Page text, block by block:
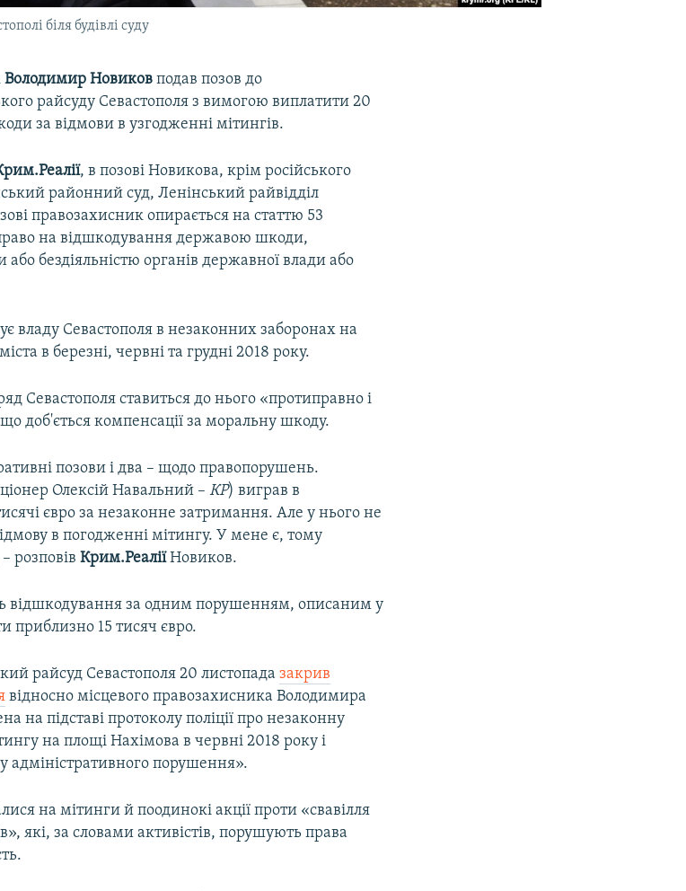
біля будівлі суду
Володимир Новиковподав позов до
райсуду Севастополя з вимогою виплатити 20
за відмови в узгодженні мітингів.
, в позові Новикова, крім російського
районний суд, Ленінський райвідділ
правозахисник опирається на статтю 53
на відшкодування державою шкоди,
бездіяльністю органів державної влади або
владу Севастополя в незаконних заборонах на
в березні, червні та грудні 2018 року.
Севастополя ставиться до нього «протиправно і
доб'ється компенсації за моральну шкоду.
позови і два – щодо правопорушень.
Олексій Навальний –КР) виграв в
євро за незаконне затримання. Але у нього не
в погодженні мітингу. У мене є, тому
розповівКрим.РеаліїНовиков.
відшкодування за одним порушенням, описаним у
приблизно 15 тисяч євро.
райсуд Севастополя 20 листопадазакрив
відносно місцевого правозахисника Володимира
на підставі протоколу поліції про незаконну
на площі Нахімова в червні 2018 року і
адміністративного порушення».
на мітинги й поодинокі акції проти «свавілля
які, за словами активістів, порушують права